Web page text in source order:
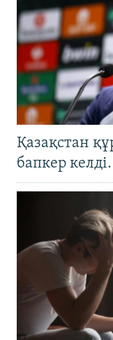
Қазақстан
бапкер